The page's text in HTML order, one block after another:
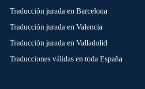
Traducción jurada en Barcelona
Traducción jurada en Valencia
Traducción jurada en Valladolid
Traducciones válidas en toda España